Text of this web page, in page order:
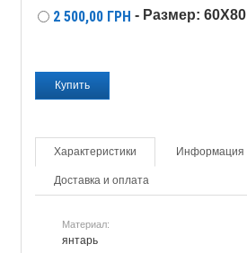
2 500,00 ГРН - Размер: 60X80
Характеристики Информация
Доставка и оплата
Материал:
янтарь